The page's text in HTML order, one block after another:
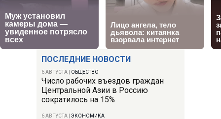
ПОСЛЕДНИЕ НОВОСТИ
6 АВГУСТА ОБЩЕСТВО
Число рабочих въездов граждан
Центральной Азии в Россию
сократилось на 15%
6 АВГУСТА ЭКОНОМИКА